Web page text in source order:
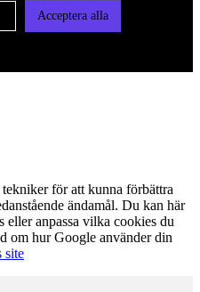
Acceptera alla
för att kunna förbättra
ändamål. Du kan här
eller anpassa vilka cookies du
om hur Google använder din
site